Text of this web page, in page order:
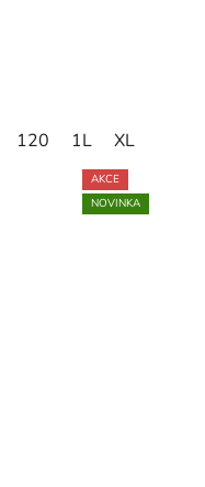
120 125 130
L XL
AKCE
NOVINKA